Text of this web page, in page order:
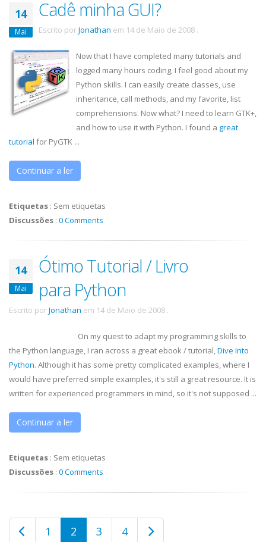
14
Mai
Cadê minha GUI?
Escrito porJonathan em 14 de Maio de 2008 .
Now that I have completed many tutorials and
logged many hours coding, I feel good about my
Python skills. I can easily create classes, use
inheritance, call methods, and my favorite, list
comprehensions. Now what? I need to learn GTK+,
and how to use it with Python. I found a great
tutorial for PyGTK ...
Continuar a ler
Etiquetas : Sem etiquetas
Discussões : 0 Comments
14
Mai
Ótimo Tutorial / Livro
para Python
Escrito porJonathan em 14 de Maio de 2008 .
On my quest to adapt my programming skills to
the Python language, I ran across a great ebook/ tutorial,Dive Into
Python. Although it has some pretty complicated examples, where I
would have preferred simple examples, it's still a great resource. It is
written for experienced programmers in mind, so it's not supposed ...
Continuar a ler
Etiquetas : Sem etiquetas
Discussões : 0 Comments
1 2 3 4